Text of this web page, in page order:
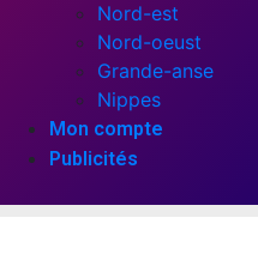
Nord-est
Nord-oeust
Grande-anse
Nippes
Mon compte
Publicités